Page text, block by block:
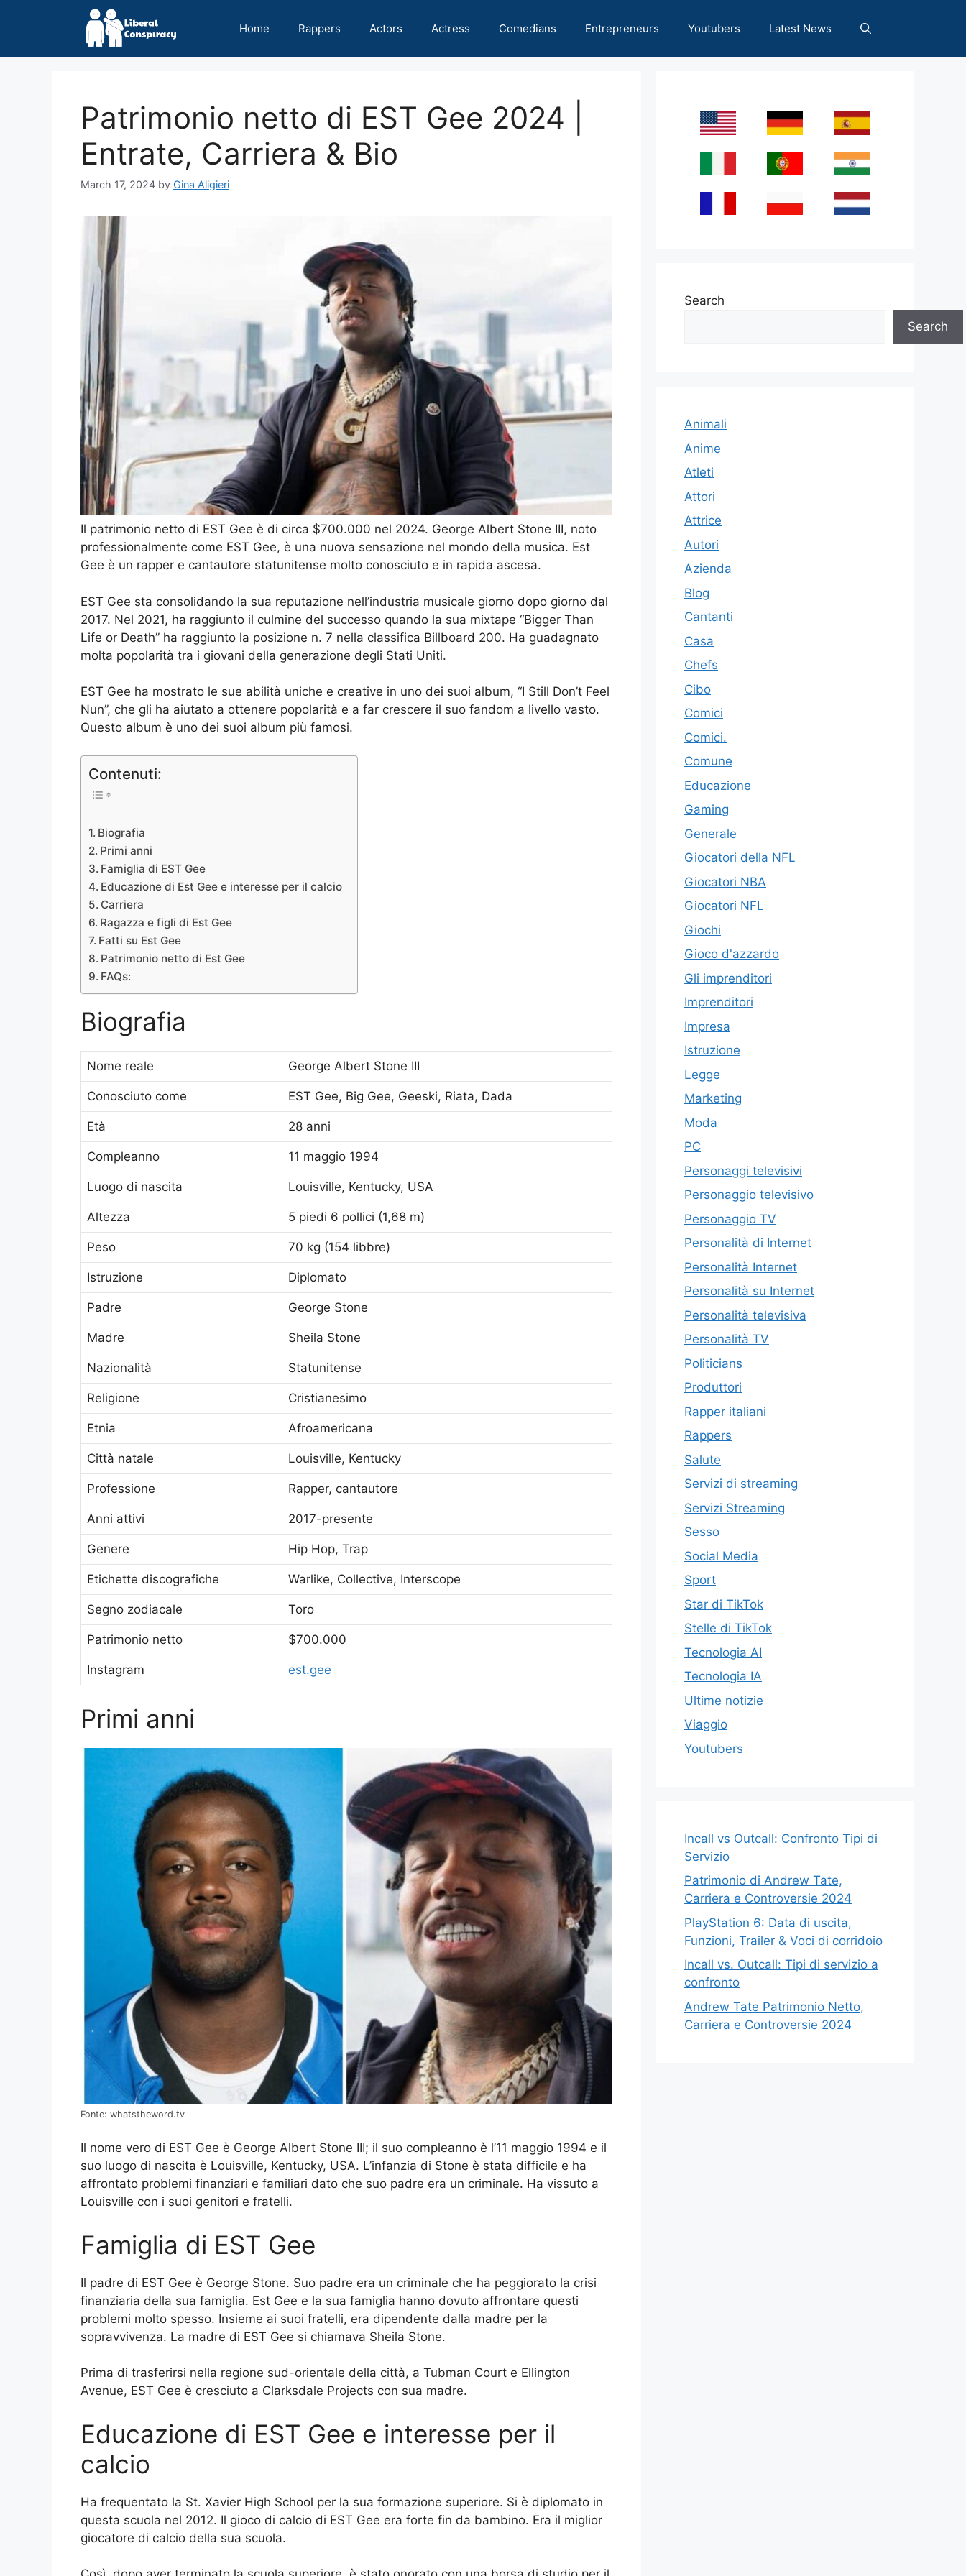
Home Rappers Actors Actress Comedians Entrepreneurs Youtubers Latest News
Patrimonio netto di EST Gee 2024 |
Entrate, Carriera & Bio
March 17, 2024 by Gina Aligieri
Il patrimonio netto di EST Gee è di circa $700.000 nel 2024. George Albert Stone III, noto
professionalmente come EST Gee, è una nuova sensazione nel mondo della musica. Est
Gee è un rapper e cantautore statunitense molto conosciuto e in rapida ascesa.
EST Gee sta consolidando la sua reputazione nell’industria musicale giorno dopo giorno dal
2017. Nel 2021, ha raggiunto il culmine del successo quando la sua mixtape “Bigger Than
Life or Death” ha raggiunto la posizione n. 7 nella classifica Billboard 200. Ha guadagnato
molta popolarità tra i giovani della generazione degli Stati Uniti.
EST Gee ha mostrato le sue abilità uniche e creative in uno dei suoi album, “I Still Don’t Feel
Nun”, che gli ha aiutato a ottenere popolarità e a far crescere il suo fandom a livello vasto.
Questo album è uno dei suoi album più famosi.
Contenuti:
Biografia
Primi anni
Famiglia di EST Gee
Educazione di Est Gee e interesse per il calcio
Carriera
Ragazza e figli di Est Gee
Fatti su Est Gee
Patrimonio netto di Est Gee
FAQs:
Biografia
Nome reale George Albert Stone III
Conosciuto come EST Gee, Big Gee, Geeski, Riata, Dada
Età 28 anni
Compleanno 11 maggio 1994
Luogo di nascita Louisville, Kentucky, USA
Altezza 5 piedi 6 pollici (1,68 m)
Peso 70 kg (154 libbre)
Istruzione Diplomato
Padre George Stone
Madre Sheila Stone
Nazionalità Statunitense
Religione Cristianesimo
Etnia Afroamericana
Città natale Louisville, Kentucky
Professione Rapper, cantautore
Anni attivi 2017-presente
Genere Hip Hop, Trap
Etichette discografiche Warlike, Collective, Interscope
Segno zodiacale Toro
Patrimonio netto $700.000
Instagram est.gee
Primi anni
Fonte: whatstheword.tv
Il nome vero di EST Gee è George Albert Stone III; il suo compleanno è l’11 maggio 1994 e il
suo luogo di nascita è Louisville, Kentucky, USA. L’infanzia di Stone è stata difficile e ha
affrontato problemi finanziari e familiari dato che suo padre era un criminale. Ha vissuto a
Louisville con i suoi genitori e fratelli.
Famiglia di EST Gee
Il padre di EST Gee è George Stone. Suo padre era un criminale che ha peggiorato la crisi
finanziaria della sua famiglia. Est Gee e la sua famiglia hanno dovuto affrontare questi
problemi molto spesso. Insieme ai suoi fratelli, era dipendente dalla madre per la
sopravvivenza. La madre di EST Gee si chiamava Sheila Stone.
Prima di trasferirsi nella regione sud-orientale della città, a Tubman Court e Ellington
Avenue, EST Gee è cresciuto a Clarksdale Projects con sua madre.
Educazione di EST Gee e interesse per il
calcio
Ha frequentato la St. Xavier High School per la sua formazione superiore. Si è diplomato in
questa scuola nel 2012. Il gioco di calcio di EST Gee era forte fin da bambino. Era il miglior
giocatore di calcio della sua scuola.
Search
Search
Animali
Anime
Atleti
Attori
Attrice
Autori
Azienda
Blog
Cantanti
Casa
Chefs
Cibo
Comici
Comici.
Comune
Educazione
Gaming
Generale
Giocatori della NFL
Giocatori NBA
Giocatori NFL
Giochi
Gioco d'azzardo
Gli imprenditori
Imprenditori
Impresa
Istruzione
Legge
Marketing
Moda
PC
Personaggi televisivi
Personaggio televisivo
Personaggio TV
Personalità di Internet
Personalità Internet
Personalità su Internet
Personalità televisiva
Personalità TV
Politicians
Produttori
Rapper italiani
Rappers
Salute
Servizi di streaming
Servizi Streaming
Sesso
Social Media
Sport
Star di TikTok
Stelle di TikTok
Tecnologia AI
Tecnologia IA
Ultime notizie
Viaggio
Youtubers
Incall vs Outcall: Confronto Tipi di
Servizio
Patrimonio di Andrew Tate,
Carriera e Controversie 2024
PlayStation 6: Data di uscita,
Funzioni, Trailer & Voci di corridoio
Incall vs. Outcall: Tipi di servizio a
confronto
Andrew Tate Patrimonio Netto,
Carriera e Controversie 2024